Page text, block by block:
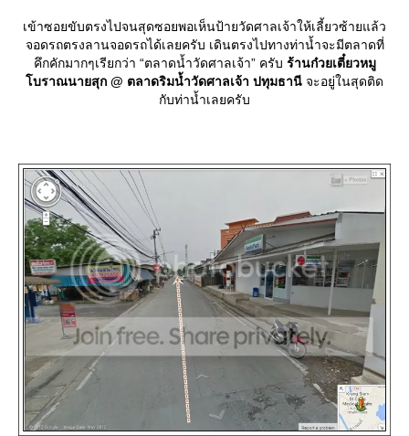
เข้าซอยขับตรงไปจนสุดซอยพอเห็นป้ายวัดศาลเจ้าให้เลี้ยวซ้ายแล้ว
จอดรถตรงลานจอดรถได้เลยครับ เดินตรงไปทางท่าน้ำจะมีตลาดที่
คึกคักมากๆเรียกว่า “ตลาดน้ำวัดศาลเจ้า” ครับ ร้านก๋วยเตี๋ยวหมู
บราณนายสุก @ ตลาดริมน้ำวัดศาลเจ้า ปทุมธานี จะอยู่ในสุดติด
กับท่าน้ำเลยครับ